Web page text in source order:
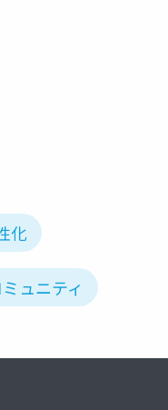
化
ュニティ